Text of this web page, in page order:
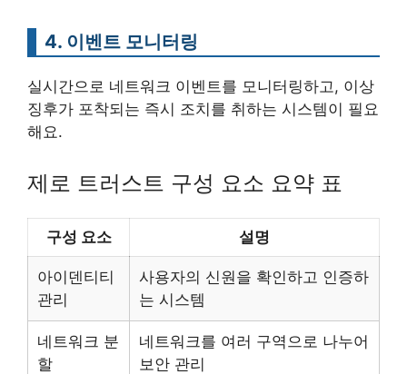
4. 이벤트 모니터링
실시간으로 네트워크 이벤트를 모니터링하고, 이상
징후가 포착되는 즉시 조치를 취하는 시스템이 필요
해요.
제로 트러스트 구성 요소 요약 표
구성 요소 설명
아이덴티티
관리
사용자의 신원을 확인하고 인증하
는 시스템
네트워크 분
할
네트워크를 여러 구역으로 나누어
보안 관리